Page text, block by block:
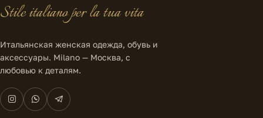
Stile italiano per la tua vita
Итальянская женская одежда, обувь и
аксессуары. Milano — Москва, с
любовью к деталям.